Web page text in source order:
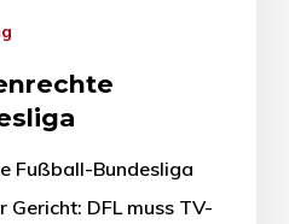
Fußball-Bundesliga
Gericht: DFL muss TV-